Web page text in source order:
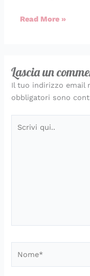
Read More »
Lascia un
Il tuo indirizzo email
obbligatori sono